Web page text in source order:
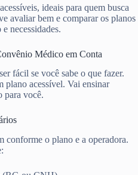
ideais para quem busca
avaliar bem e comparar os planos
necessidades.
Médico em Conta
fácil se você sabe o que fazer.
plano acessível. Vai ensinar
para você.
conforme o plano e a operadora.